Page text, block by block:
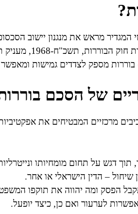
מראש את מנגנון יישוב
ניטרלי. החוק
מספק לצדדים גמישות
של הסכם
מרכזיים המבטיחים את
תוך דגש על תחום מומחיותו
שיחול – הדין הישראלי או אחר.
הפסק ומה יהווה את תוקפו
לערעור ואם כן, כיצד יופעל.